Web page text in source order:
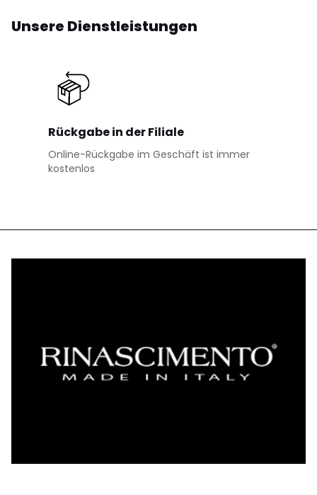
Unsere Dienstleistungen
Rückgabe in der Filiale
Online-Rückgabe im Geschäft ist immer
kostenlos